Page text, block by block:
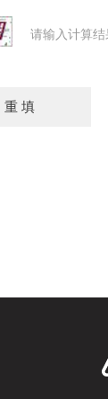
请输入计算